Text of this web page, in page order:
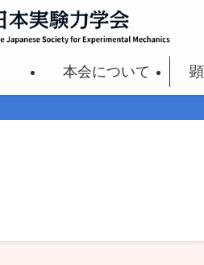
本会について